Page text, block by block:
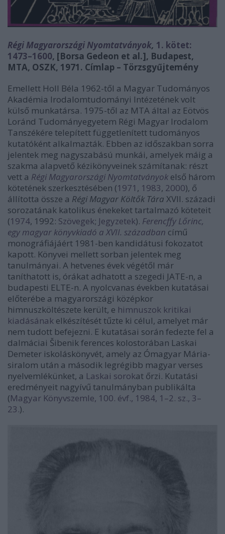
Régi Magyarországi Nyomtatványok, 1. kötet:
1473–1600, [Borsa Gedeon et al.], Budapest,
MTA, OSZK, 1971. Címlap – Törzsgyűjtemény
Emellett Holl Béla 1962-től a Magyar Tudományos
Akadémia Irodalomtudományi Intézetének volt
külső munkatársa. 1975-től az MTA által az Eötvös
Loránd Tudományegyetem Régi Magyar Irodalom
Tanszékére telepített függetlenített tudományos
kutatóként alkalmazták. Ebben az időszakban sorra
jelentek meg nagyszabású munkái, amelyek máig a
szakma alapvető kézikönyveinek számítanak: részt
vett a Régi Magyarországi Nyomtatványok első három
kötetének szerkesztésében (1971 , 1983, 2000), ő
állította össze a Régi Magyar Költők Tára XVII. századi
sorozatának katolikus énekeket tartalmazó köteteit
(1974, 1992: Szövegek; Jegyzetek). Ferencffy Lőrinc,
egy magyar könyvkiadó a XVII. században című
monográfiájáért 1981-ben kandidátusi fokozatot
kapott. Könyvei mellett sorban jelentek meg
tanulmányai. A hetvenes évek végétől már
taníthatott is, órákat adhatott a szegedi JATE-n, a
budapesti ELTE-n. A nyolcvanas években kutatásai
előterébe a magyarországi középkor
himnuszköltészete került, e himnuszok kritikai
kiadásának elkészítését tűzte ki célul, amelyet már
nem tudott befejezni. E kutatásai során fedezte fel a
dalmáciai Šibenik ferences kolostorában Laskai
Demeter iskoláskönyvét, amely az Ómagyar Mária-
siralom után a második legrégibb magyar verses
nyelvemlékünket, a Laskai sorokat őrzi. Kutatási
eredményeit nagyívű tanulmányban publikálta
(Magyar Könyvszemle, 100. évf., 1984, 1–2. sz., 3–
23.).